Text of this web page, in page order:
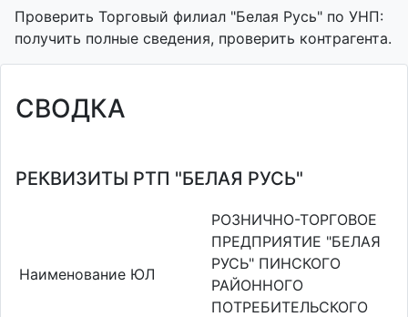
Проверить Торговый филиал "Белая Русь" по УНП:
получить полные сведения, проверить контрагента.
СВОДКА
РЕКВИЗИТЫ РТП "БЕЛАЯ РУСЬ"
Наименование ЮЛ
РОЗНИЧНО-ТОРГОВОЕ
ПРЕДПРИЯТИЕ "БЕЛАЯ
РУСЬ" ПИНСКОГО
РАЙОННОГО
ПОТРЕБИТЕЛЬСКОГО